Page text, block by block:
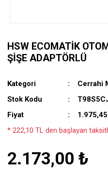
HSW ECOMATIK
ŞIŞE ADAPTÖRLÜ
Kategori
Cerrahi
Stok Kodu
Fiyat
* 222,10 TL den başlayan
2.173,00 ₺